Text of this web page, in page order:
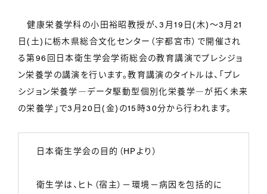
健康栄養学科の小田裕昭教授が、3月19日(木)～3月21
日(土)に栃木県総合文化センター（宇都宮市）で開催され
る第96回日本衛生学会学術総会の教育講演でプレシジョ
ン栄養学の講演を行います。教育講演のタイトルは、「プレ
シジョン栄養学―データ駆動型個別化栄養学―が拓く未来
の栄養学」で3月20日(金)の15時30分から行われます。
日本衛生学会の目的（HPより）
衛生学は、ヒト（宿主）－環境－病因を包括的に